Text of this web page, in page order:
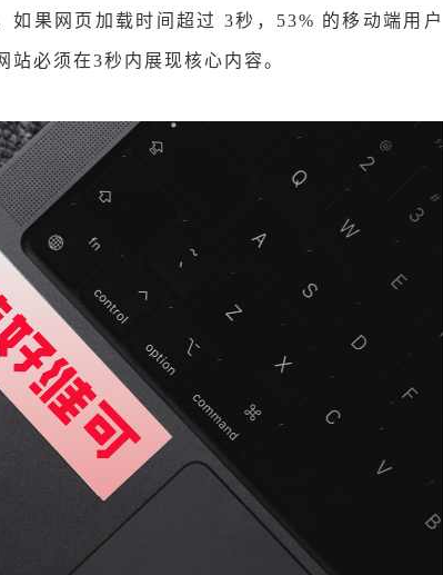
果网页加载时间超过 3秒，53% 的移动端用户
必须在3秒内展现核心内容。